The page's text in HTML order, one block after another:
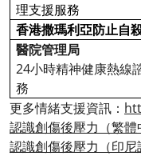
理支援服務
香港撒瑪利亞防止自
醫院管理局
24小時精神健康熱線
務
更多情緒支援資訊：
認識創傷後壓力（繁體
認識創傷後壓力（印尼